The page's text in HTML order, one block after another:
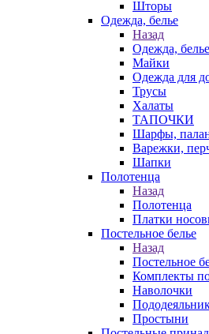
Шторы
Одежда, белье
Назад
Одежда, белье
Майки
Одежда для
Трусы
Халаты
ТАПОЧКИ
Шарфы,
Варежки,
Шапки
Полотенца
Назад
Полотенца
Платки
Постельное белье
Назад
Постельное
Комплекты
Наволочки
Простыни